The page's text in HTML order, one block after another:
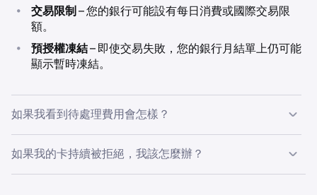
• 交易限制 – 您的銀行可能設有每日消費或國際交易限
額。
• 預授權凍結– 即使交易失敗，您的銀行月結單上仍可能
顯示暫時凍結。
如果我看到待處理費用會怎樣？
如果交易失敗但費用顯示為待處理，這是您的銀行設定的預
授權凍結。
如果我的卡持續被拒絕，我該怎麼辦？